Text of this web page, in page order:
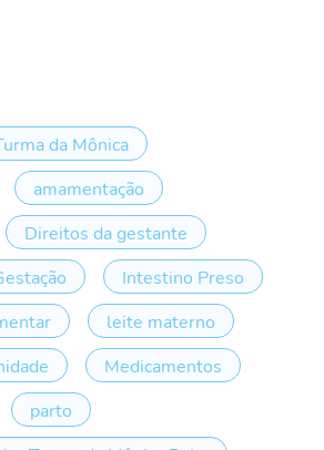
da Mônica
amamentação
Direitos da gestante
Intestino Preso
leite materno
Medicamentos
parto